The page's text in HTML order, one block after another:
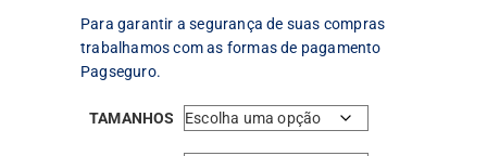
Para garantir a segurança de suas compras
trabalhamos com as formas de pagamento
Pagseguro.
TAMANHOS